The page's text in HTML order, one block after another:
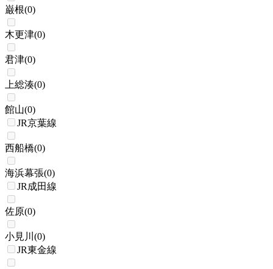
巌根(0)
木更津(0)
君津(0)
上総湊(0)
館山(0)
JR京葉線
西船橋(0)
海浜幕張(0)
JR成田線
佐原(0)
小見川 (0)
JR東金線